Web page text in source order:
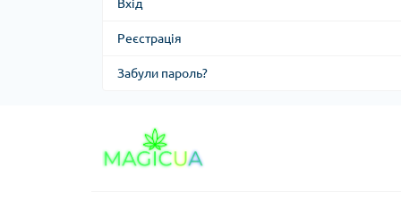
Вхід
Реєстрація
Забули пароль?